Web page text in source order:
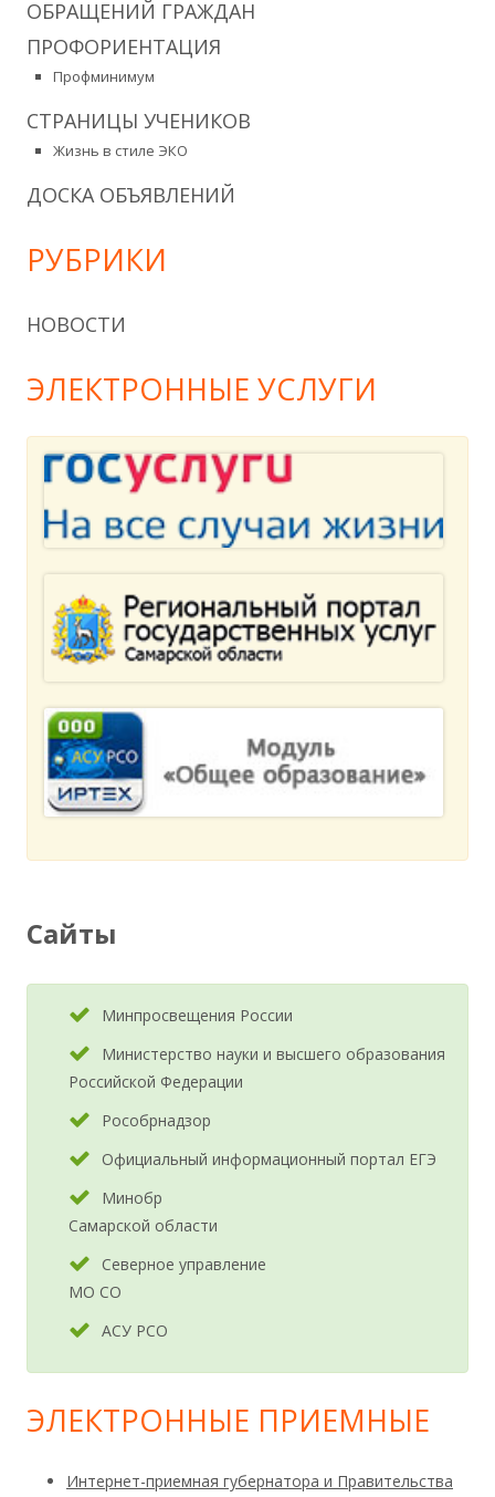
ОБРАЩЕНИЙ ГРАЖДАН
ПРОФОРИЕНТАЦИЯ
Профминимум
СТРАНИЦЫ УЧЕНИКОВ
Жизнь в стиле ЭКО
ДОСКА ОБЪЯВЛЕНИЙ
РУБРИКИ
НОВОСТИ
ЭЛЕКТРОННЫЕ УСЛУГИ
Сайты
Минпросвещения России
Министерство науки и высшего образования
Российской Федерации
Рособрнадзор
Официальный информационный портал ЕГЭ
Минобр
Самарской области
Северное управление
МО СО
АСУ РСО
ЭЛЕКТРОННЫЕ ПРИЕМНЫЕ
Интернет-приемная губернатора и Правительства